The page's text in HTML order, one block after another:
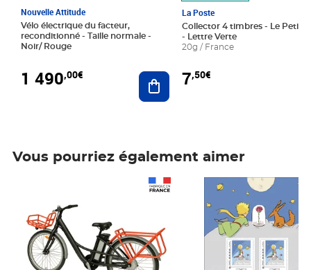
Nouvelle Attitude
Vélo électrique du facteur,
reconditionné - Taille normale -
Noir/ Rouge
1 490,00€ Ajouter au panier
La Poste
Collector 4 timbres - Le Petit
- Lettre Verte
20g / France
7,50€
Vous pourriez également aimer
Prix 7,50€